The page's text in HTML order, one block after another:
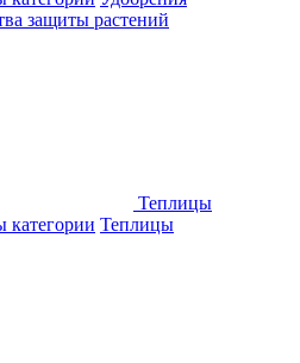
защиты растений
Теплицы
категории Теплицы